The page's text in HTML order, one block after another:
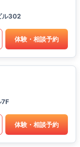
ル302
体験・相談予約
7F
体験・相談予約